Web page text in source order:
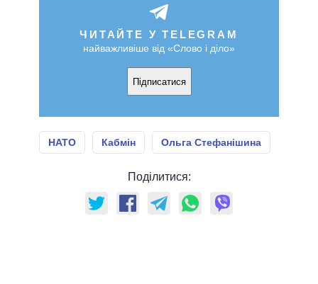
ЧИТАЙТЕ У TELEGRAM
найважливіше від «Слово і діло»
Підписатися
НАТО Кабмін Ольга Стефанішина
Поділитися: